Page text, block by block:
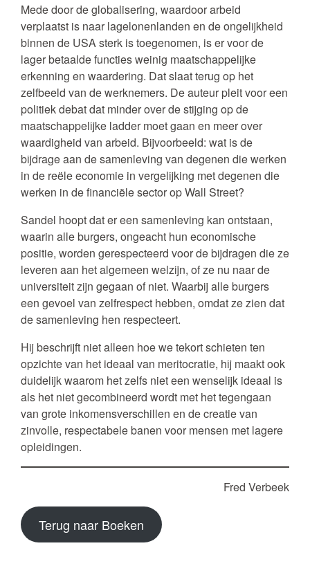
Mede door de globalisering, waardoor arbeid
verplaatst is naar lagelonenlanden en de ongelijkheid
binnen de USA sterk is toegenomen, is er voor de
lager betaalde functies weinig maatschappelijke
erkenning en waardering. Dat slaat terug op het
zelfbeeld van de werknemers. De auteur pleit voor een
politiek debat dat minder over de stijging op de
maatschappelijke ladder moet gaan en meer over
waardigheid van arbeid. Bijvoorbeeld: wat is de
bijdrage aan de samenleving van degenen die werken
in de reële economie in vergelijking met degenen die
werken in de financiële sector op Wall Street?
Sandel hoopt dat er een samenleving kan ontstaan,
waarin alle burgers, ongeacht hun economische
positie, worden gerespecteerd voor de bijdragen die ze
leveren aan het algemeen welzijn, of ze nu naar de
universiteit zijn gegaan of niet. Waarbij alle burgers
een gevoel van zelfrespect hebben, omdat ze zien dat
de samenleving hen respecteert.
Hij beschrijft niet alleen hoe we tekort schieten ten
opzichte van het ideaal van meritocratie, hij maakt ook
duidelijk waarom het zelfs niet een wenselijk ideaal is
als het niet gecombineerd wordt met het tegengaan
van grote inkomensverschillen en de creatie van
zinvolle, respectabele banen voor mensen met lagere
opleidingen.
Fred Verbeek
Terug naar Boeken